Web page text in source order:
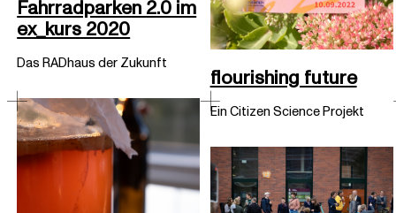
Fahrradparken 2.0 im
ex_kurs 2020
Das RADhaus der Zukunft
flourishing future
Ein Citizen Science Projekt